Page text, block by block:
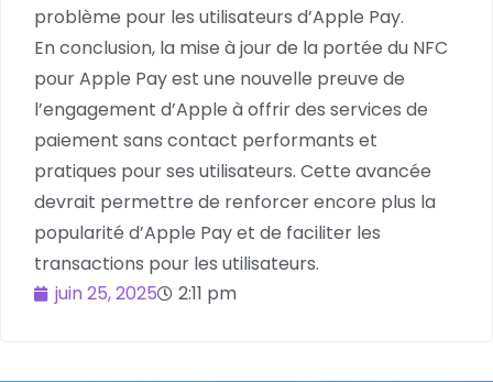
problème pour les utilisateurs d’Apple Pay.
En conclusion, la mise à jour de la portée du NFC
pour Apple Pay est une nouvelle preuve de
l’engagement d’Apple à offrir des services de
paiement sans contact performants et
pratiques pour ses utilisateurs. Cette avancée
devrait permettre de renforcer encore plus la
popularité d’Apple Pay et de faciliter les
transactions pour les utilisateurs.
juin 25, 2025
2:11 pm